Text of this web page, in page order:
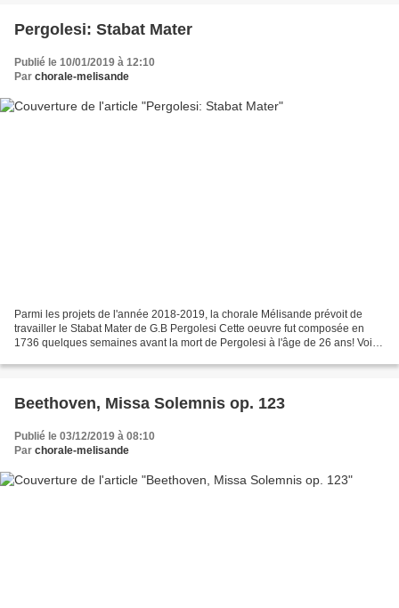
Pergolesi: Stabat Mater
Publié le 10/01/2019 à 12:10
Par chorale-melisande
Parmi les projets de l'année 2018-2019, la chorale Mélisande prévoit de
travailler le Stabat Mater de G.B Pergolesi Cette oeuvre fut composée en
1736 quelques semaines avant la mort de Pergolesi à l'âge de 26 ans! Voir
Beethoven, Missa Solemnis op. 123
Publié le 03/12/2019 à 08:10
Par chorale-melisande